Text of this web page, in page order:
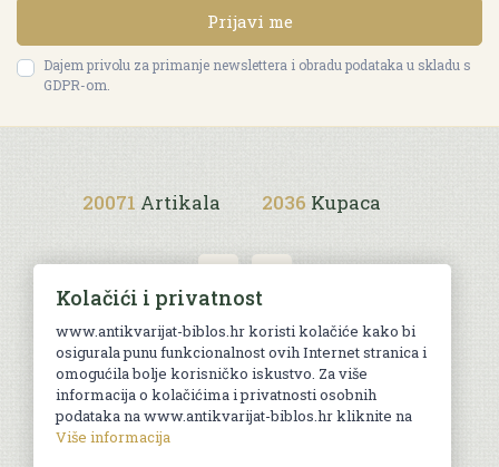
Prijavi me
Dajem privolu za primanje newslettera i obradu podataka u skladu s
GDPR-om.
20071 Artikala 2036 Kupaca
Uvjeti kupnje
Kolačići i privatnost
www.antikvarijat-biblos.hr koristi kolačiće kako bi
osigurala punu funkcionalnost ovih Internet stranica i
omogućila bolje korisničko iskustvo. Za više
informacija o kolačićima i privatnosti osobnih
podataka na www.antikvarijat-biblos.hr kliknite na
Više informacija